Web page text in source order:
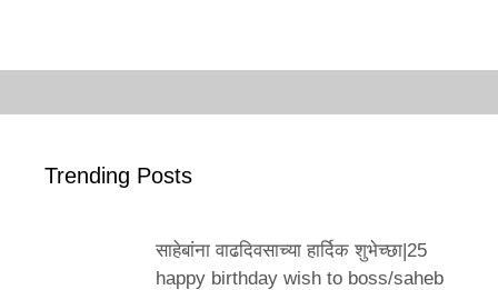
Trending Posts
साहेबांना वाढदिवसाच्या हार्दिक शुभेच्छा|25
happy birthday wish to boss/saheb